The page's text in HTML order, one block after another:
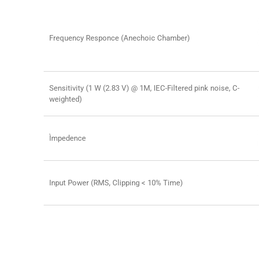
Frequency Responce (Anechoic Chamber)
Sensitivity (1 W (2.83 V) @ 1M, IEC-Filtered pink noise, C-
weighted)
Ìmpedence
Input Power (RMS, Clipping < 10% Time)